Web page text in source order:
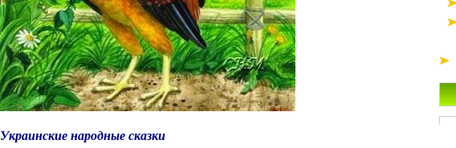
Украинские народные сказки